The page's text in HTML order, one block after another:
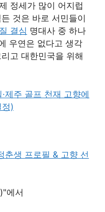
정세가 많이 어지럽
것은 바로 서민들이
결심 명대사 중 하나
우연은 없다고 생각
고 대한민국을 위해
제주 골프 천재 고향에
)
춘생 프로필 & 고향 선
에서